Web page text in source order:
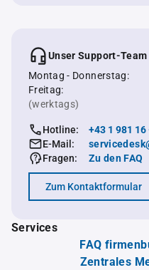
Unser Support-
Montag - Donnerstag:
Freitag:
(werktags)
Hotline:
+43 1 981 16
E-Mail:
Fragen:
Zu den FAQ
Zum Kontaktformular
Services
FAQ
Zentrales